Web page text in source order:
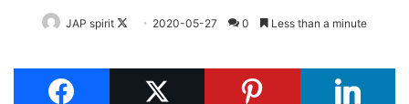
JAP spirit
Follow
X
2020-05-27 0 Less than a minute